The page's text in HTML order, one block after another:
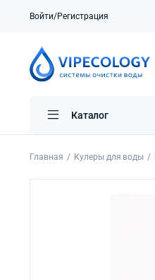
Войти/Регистрация
Каталог
Главная Кулеры для воды